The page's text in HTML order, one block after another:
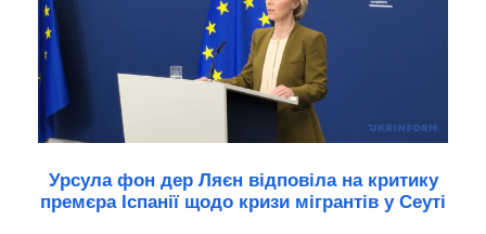
Урсула фон дер Ляєн відповіла на критику
премєра Іспанії щодо кризи мігрантів у Сеуті